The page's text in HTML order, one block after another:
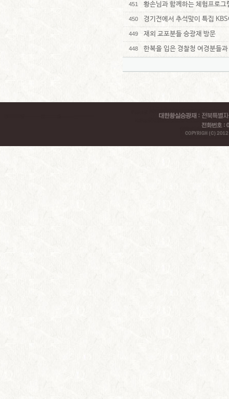
451 황손님과 함께하는 체험프로그
450 경기전에서 추석맞이 특집
449 재외 교포분들 승광재 방문
448 한복을 입은 경찰청 여경분들